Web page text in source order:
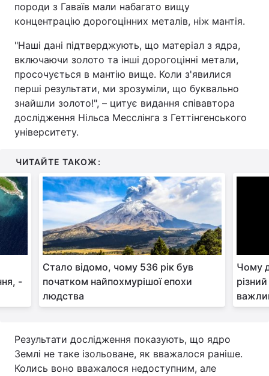
Екологія
Лонгріди
Відео з Youtube Статті
Інтерв'ю Думки
Архів
Контакти
Послуги
породи з Гаваїв мали набагато вищу
концентрацію дорогоцінних металів, ніж мантія.
"Наші дані підтверджують, що матеріал з ядра,
включаючи золото та інші дорогоцінні метали,
просочується в мантію вище. Коли з'явилися
перші результати, ми зрозуміли, що буквально
знайшли золото!", – цитує видання співавтора
дослідження Нільса Месслінга з Геттінгенського
університету.
ЧИТАЙТЕ ТАКОЖ:
-
Стало відомо, чому 536 рік був
початком найпохмурішої епохи
людства
Чому
Результати дослідження показують, що ядро
Землі не таке ізольоване, як вважалося раніше.
Колись воно вважалося недоступним, але